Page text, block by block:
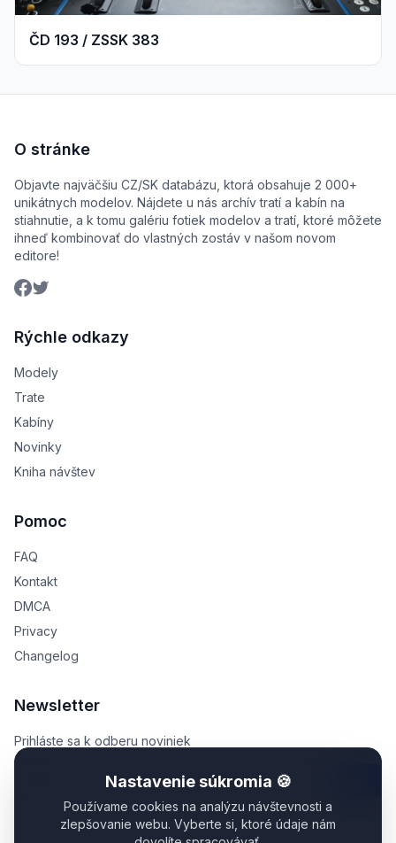
ČD 193 / ZSSK 383
O stránke
Objavte najväčšiu CZ/SK databázu, ktorá obsahuje 2 000+
unikátnych modelov. Nájdete u nás archív tratí a kabín na
stiahnutie, a k tomu galériu fotiek modelov a tratí, ktoré môžete
ihneď kombinovať do vlastných zostáv v našom novom
editore!
Rýchle odkazy
Modely
Trate
Kabíny
Novinky
Kniha návštev
Pomoc
FAQ
Kontakt
DMCA
Privacy
Changelog
Newsletter
Prihláste sa k odberu noviniek
Nastavenie súkromia 🍪
Používame cookies na analýzu návštevnosti a
zlepšovanie webu. Vyberte si, ktoré údaje nám